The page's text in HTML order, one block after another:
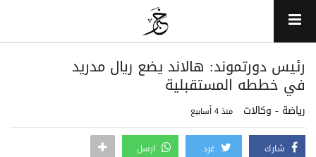
رئيس دورتموند: هالاند يضع ريال مدريد
في خططه المستقبلية
رياضة - وكالات منذ 4 أسابيع
شارك غرد ارسل